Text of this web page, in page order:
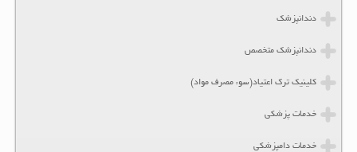
دندانپزشک
دندانپزشک متخصص
کلینیک ترک اعتیاد(سوء مصرف مواد)
خدمات پزشکی
خدمات دامپزشکی